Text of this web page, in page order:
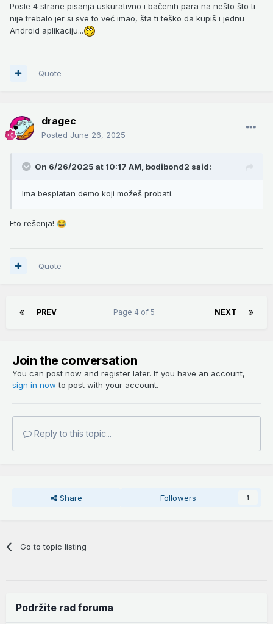
Posle 4 strane pisanja uskurativno i bačenih para na nešto što ti
nije trebalo jer si sve to već imao, šta ti teško da kupiš i jednu
Android aplikaciju...
Quote
dragec
Posted June 26, 2025
On 6/26/2025 at 10:17 AM, bodibond2 said:
Ima besplatan demo koji možeš probati.
Eto rešenja! 😂
Quote
PREV NEXT
Page 4 of 5
Join the conversation
You can post now and register later. If you have an account,
sign in now to post with your account.
Reply to this topic...
Share Followers 1
Go to topic listing
Podržite rad foruma